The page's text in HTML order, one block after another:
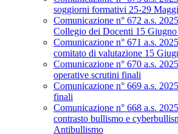
soggiorni formativi 25-29
Comunicazione n° 672 a.s.
Collegio dei Docenti 15
Comunicazione n° 671 a.s.
comitato di valutazione 15
Comunicazione n° 670 a.s.
operative scrutini finali
Comunicazione n° 669 a.s.
finali
Comunicazione n° 668 a.s.
contrasto bullismo e
Antibullismo